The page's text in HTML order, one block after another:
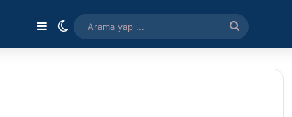
Kenar Bölmesi
Dış görünümü değiştir
Arama
yap